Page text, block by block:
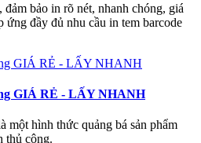
bảo in rõ nét, nhanh chóng, giá
ứng đầy đủ nhu cầu in tem barcode
GIÁ RẺ - LẤY NHANH
một hình thức quảng bá sản phẩm
thủ công.